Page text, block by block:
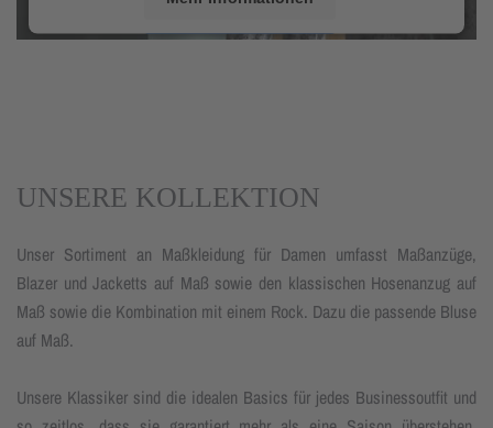
UNSERE KOLLEKTION
Unser Sortiment an Maßkleidung für Damen umfasst Maß­anzüge,
Blazer und Jacketts auf Maß sowie den klassischen Hosenanzug auf
Maß sowie die Kombination mit einem Rock. Dazu die passende Bluse
auf Maß.
Unsere Klassiker sind die idealen Basics für jedes Businessoutfit und